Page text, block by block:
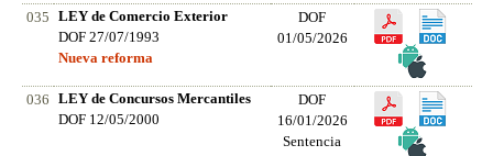
035
LEY de Comercio Exterior
DOF 27/07/1993
Nueva reforma
DOF
01/05/2026
036
LEY de Concursos Mercantiles
DOF 12/05/2000
DOF
16/01/2026
Sentencia